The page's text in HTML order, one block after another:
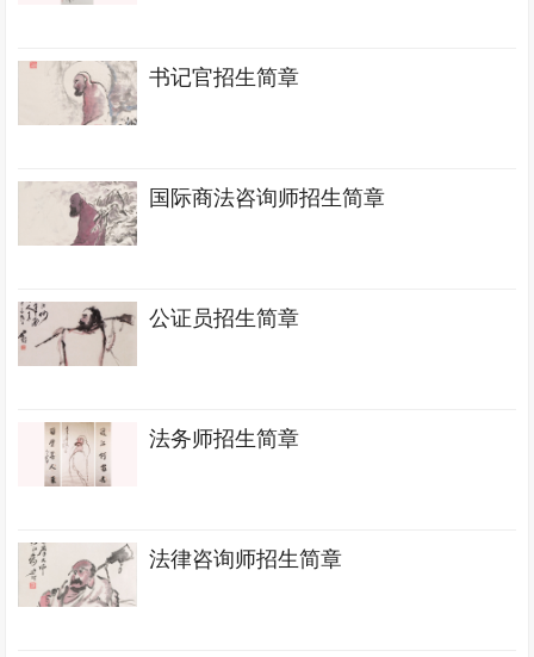
书记官招生简章
国际商法咨询师招生简章
公证员招生简章
法务师招生简章
法律咨询师招生简章